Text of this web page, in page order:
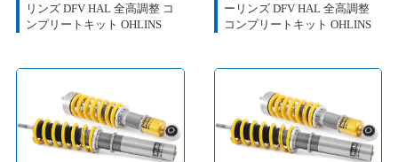
リンズ DFV HAL 全高調整 コ
ンプリートキット OHLINS
ーリンズ DFV HAL 全高調整
コンプリートキット OHLINS